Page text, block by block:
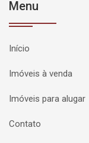
Menu
Início
Imóveis à venda
Imóveis para alugar
Contato